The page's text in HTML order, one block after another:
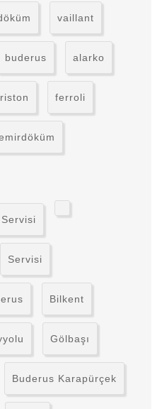
vaillant
buderus alarko
ferroli
Servisi
Bilkent
Gölbaşı
Buderus Karapürçek